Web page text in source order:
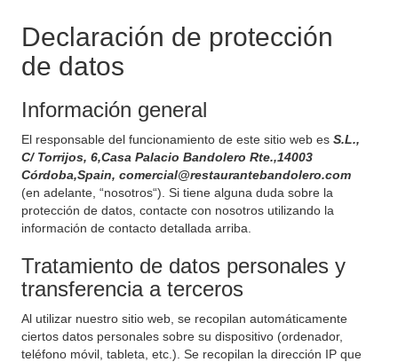
Declaración de protección
de datos
Información general
El responsable del funcionamiento de este sitio web es S.L.,
C/ Torrijos, 6,Casa Palacio Bandolero Rte.,14003
Córdoba,Spain, comercial@restaurantebandolero.com
(en adelante, “nosotros“). Si tiene alguna duda sobre la
protección de datos, contacte con nosotros utilizando la
información de contacto detallada arriba.
Tratamiento de datos personales y
transferencia a terceros
Al utilizar nuestro sitio web, se recopilan automáticamente
ciertos datos personales sobre su dispositivo (ordenador,
teléfono móvil, tableta, etc.). Se recopilan la dirección IP que